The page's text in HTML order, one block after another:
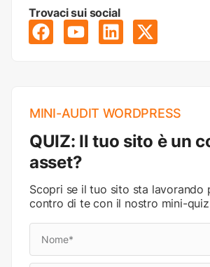
Trovaci sui social
MINI-AUDIT WORDPRESS
QUIZ: Il tuo sito è un
asset?
Scopri se il tuo sito sta lavorando
contro di te con il nostro mini-